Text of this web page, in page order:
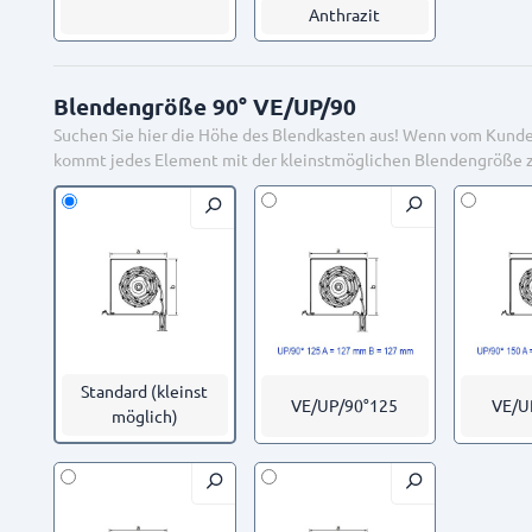
Anthrazit
Blendengröße 90° VE/UP/90
Suchen Sie hier die Höhe des Blendkasten aus! Wenn vom
kommt jedes Element mit der kleinstmöglichen Blendengröße
Standard (kleinst
möglich)
VE/UP/90°125 VE/